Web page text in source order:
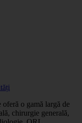
o gamă largă de
chirurgie generală,